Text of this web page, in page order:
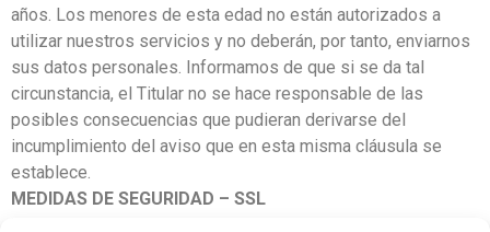
años. Los menores de esta edad no están autorizados a
utilizar nuestros servicios y no deberán, por tanto, enviarnos
sus datos personales. Informamos de que si se da tal
circunstancia, el Titular no se hace responsable de las
posibles consecuencias que pudieran derivarse del
incumplimiento del aviso que en esta misma cláusula se
establece.
MEDIDAS DE SEGURIDAD – SSL